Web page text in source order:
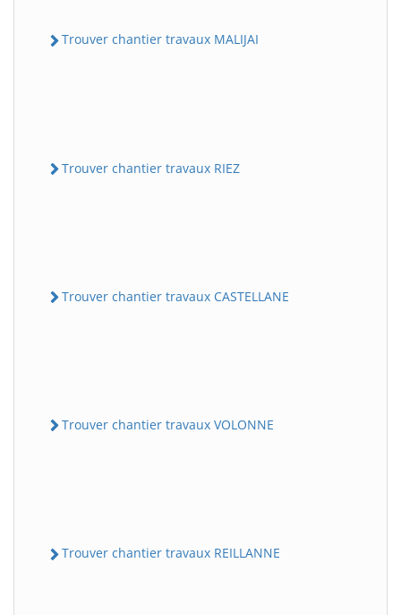
Trouver chantier travaux MALIJAI
Trouver chantier travaux RIEZ
Trouver chantier travaux CASTELLANE
Trouver chantier travaux VOLONNE
Trouver chantier travaux REILLANNE